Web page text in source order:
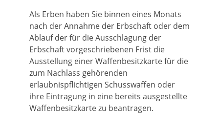
Als Erben haben Sie binnen eines Monats
nach der Annahme der Erbschaft oder dem
Ablauf der für die Ausschlagung der
Erbschaft vorgeschriebenen Frist die
Ausstellung einer Waffenbesitzkarte für die
zum Nachlass gehörenden
erlaubnispflichtigen Schusswaffen oder
ihre Eintragung in eine bereits ausgestellte
Waffenbesitzkarte zu beantragen.